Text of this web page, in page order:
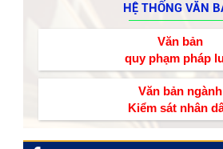
HỆ THỐNG VĂN
Văn bản
quy phạm pháp
Văn bản ngành
Kiểm sát nhân